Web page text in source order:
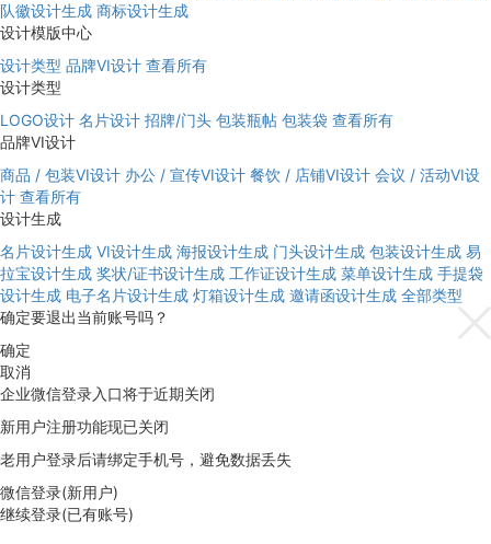
队徽设计生成 商标设计生成
设计模版中心
设计类型 品牌VI设计 查看所有
设计类型
LOGO设计 名片设计 招牌/门头 包装瓶帖 包装袋 查看所有
品牌VI设计
商品 / 包装VI设计 办公 / 宣传VI设计 餐饮 / 店铺VI设计 会议 / 活动VI设
计 查看所有
设计生成
名片设计生成 VI设计生成 海报设计生成 门头设计生成 包装设计生成 易
拉宝设计生成 奖状/证书设计生成 工作证设计生成 菜单设计生成 手提袋
设计生成 电子名片设计生成 灯箱设计生成 邀请函设计生成 全部类型
确定要退出当前账号吗？
确定
取消
企业微信登录入口将于近期关闭
新用户注册功能现已关闭
老用户登录后请绑定手机号，避免数据丢失
微信登录(新用户)
继续登录(已有账号)